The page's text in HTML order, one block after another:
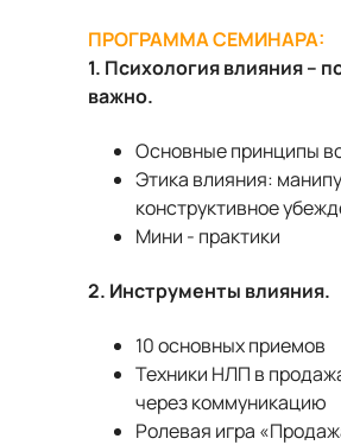
ПРОГРАММА СЕМИНАРА:
1. Психология влияния –
важно.
Основные принципы
Этика влияния:
конструктивное
Мини - практики
2. Инструменты влияния.
10 основных приемов
Техники НЛП в
через коммуникацию
Ролевая игра